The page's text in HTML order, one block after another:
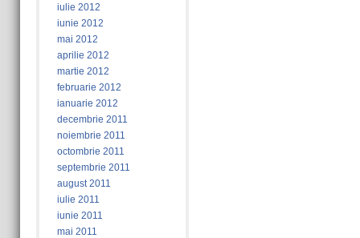
iulie 2012
iunie 2012
mai 2012
aprilie 2012
martie 2012
februarie 2012
ianuarie 2012
decembrie 2011
noiembrie 2011
octombrie 2011
septembrie 2011
august 2011
iulie 2011
iunie 2011
mai 2011